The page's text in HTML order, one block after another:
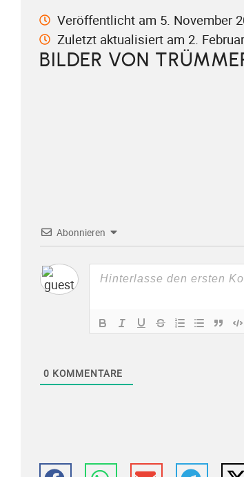
Veröffentlicht am 5. November
Zuletzt aktualisiert am 2.
BILDER VON
Abonnieren
0 KOMMENTARE